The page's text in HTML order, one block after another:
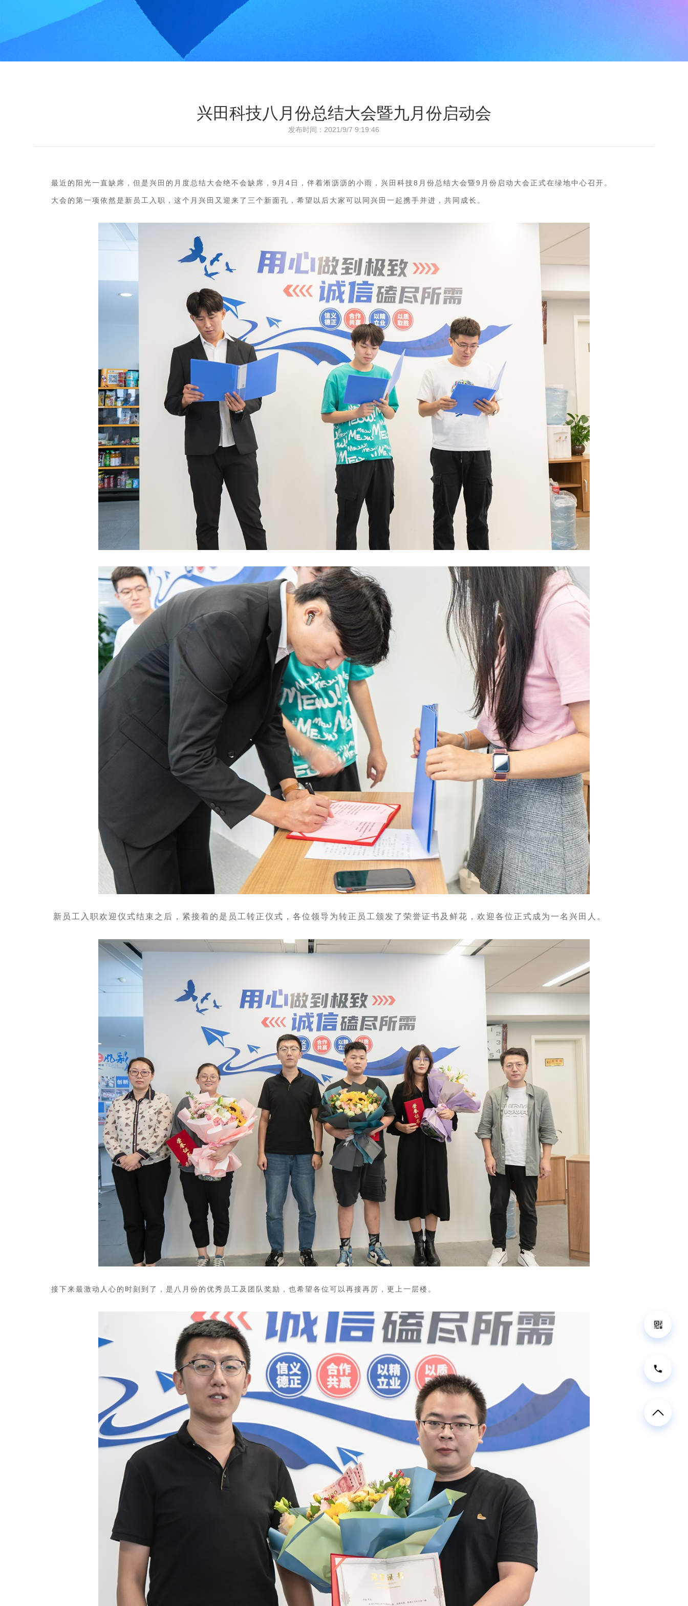
兴田科技八月份总结大会暨九月份启动会
发布时间：2021/9/7 9:19:46
最近的阳光一直缺席，但是兴田的月度总结大会绝不会缺席，9月4日，伴着淅沥沥的小雨，兴田科技8月份总结大会暨9月份启动大会正式在绿地中心召开。
大会的第一项依然是新员工入职，这个月兴田又迎来了三个新面孔，希望以后大家可以同兴田一起携手并进，共同成长。
新员工入职欢迎仪式结束之后，紧接着的是员工转正仪式，各位领导为转正员工颁发了荣誉证书及鲜花，欢迎各位正式成为一名兴田人。
接下来最激动人心的时刻到了，是八月份的优秀员工及团队奖励，也希望各位可以再接再厉，更上一层楼。